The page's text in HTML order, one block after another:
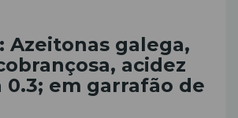
Azeitonas galega,
acidez
em garrafão de